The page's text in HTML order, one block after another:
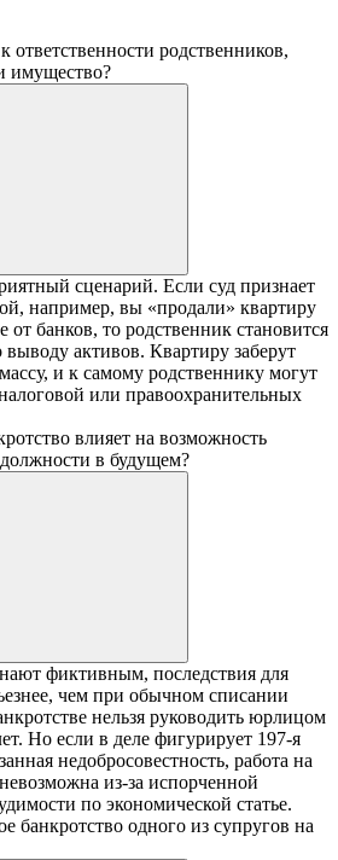
ответственности родственников,
имущество?
сценарий. Если суд признает
например, вы «продали» квартиру
от банков, то родственник становится
активов. Квартиру заберут
и к самому родственнику могут
или правоохранительных
влияет на возможность
в будущем?
фиктивным, последствия для
чем при обычном списании
нельзя руководить юрлицом
Но если в деле фигурирует 197-я
недобросовестность, работа на
из-за испорченной
по экономической статье.
банкротство одного из супругов на